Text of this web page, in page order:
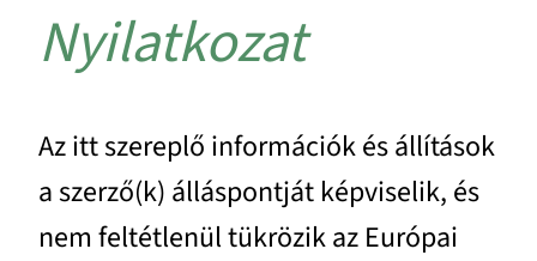
Nyilatkozat
Az itt szereplő információk és állítások
a szerző(k) álláspontját képviselik, és
nem feltétlenül tükrözik az Európai